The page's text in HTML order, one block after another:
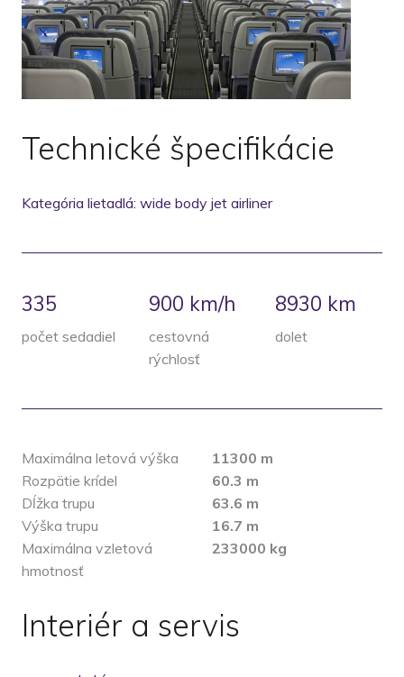
Technické špecifikácie
Kategória lietadlá: wide body jet airliner
335
počet sedadiel
900 km/h
cestovná
rýchlosť
8930 km
dolet
Maximálna letová výška
Rozpätie krídel
Dĺžka trupu
Výška trupu
Maximálna vzletová
hmotnosť
11300 m
60.3 m
63.6 m
16.7 m
233000 kg
Interiér a servis